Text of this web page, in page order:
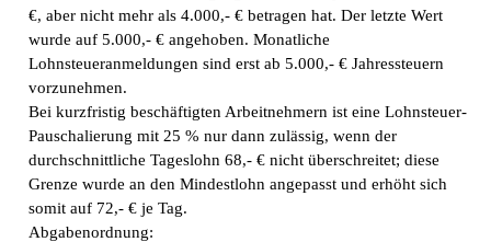
€, aber nicht mehr als 4.000,- € betragen hat. Der letzte Wert
wurde auf 5.000,- € angehoben. Monatliche
Lohnsteueranmeldungen sind erst ab 5.000,- € Jahressteuern
vorzunehmen.
Bei kurzfristig beschäftigten Arbeitnehmern ist eine Lohnsteuer-
Pauschalierung mit 25 % nur dann zulässig, wenn der
durchschnittliche Tageslohn 68,- € nicht überschreitet; diese
Grenze wurde an den Mindestlohn angepasst und erhöht sich
somit auf 72,- € je Tag.
Abgabenordnung: